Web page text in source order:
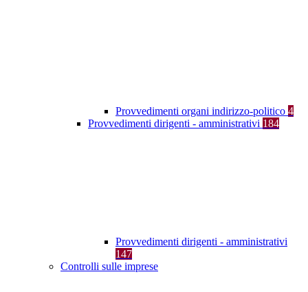
Provvedimenti organi indirizzo-politico 4
Provvedimenti dirigenti - amministrativi 184
Provvedimenti dirigenti - amministrativi
147
Controlli sulle imprese